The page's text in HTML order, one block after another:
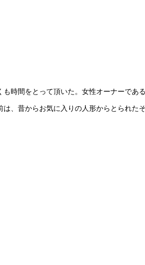
時間をとって頂いた。女性オーナーであ
、昔からお気に入りの人形からとられた